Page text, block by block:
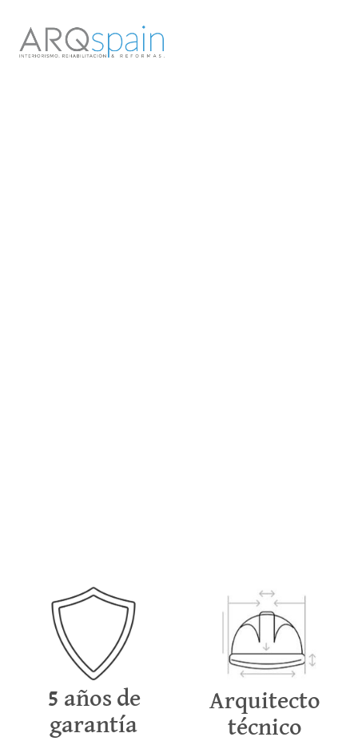
5 años de
garantía
Arquitecto
técnico